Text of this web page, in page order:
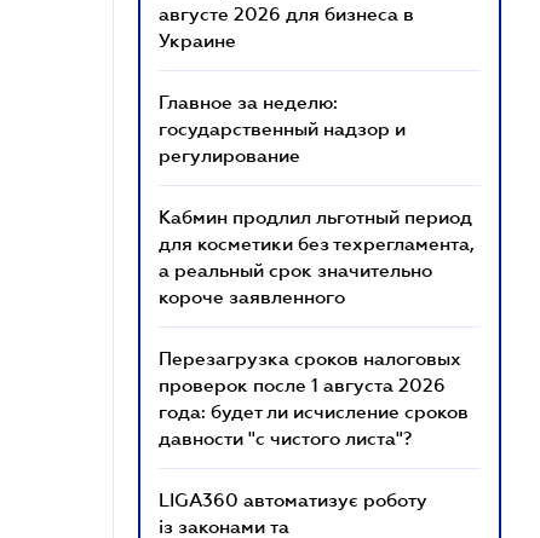
августе 2026 для бизнеса в
Украине
Главное за неделю:
государственный надзор и
регулирование
Кабмин продлил льготный период
для косметики без техрегламента,
а реальный срок значительно
короче заявленного
Перезагрузка сроков налоговых
проверок после 1 августа 2026
года: будет ли исчисление сроков
давности "с чистого листа"?
LIGA360 автоматизує роботу
із законами та